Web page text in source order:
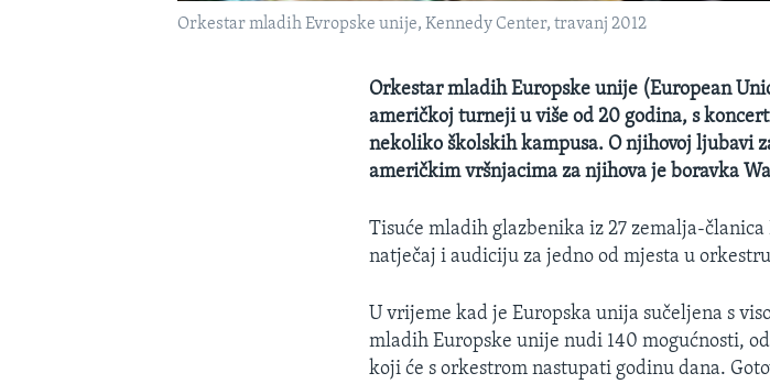
Orkestar mladih Evropske unije, Kennedy Center, travanj 2012
Orkestar mladih Europske unije (European
američkoj turneji u više od 20 godina, s
nekoliko školskih kampusa. O njihovoj ljubavi
američkim vršnjacima za njihova je boravka
Tisuće mladih glazbenika iz 27 zemalja-
natječaj i audiciju za jedno od mjesta u
U vrijeme kad je Europska unija sučeljena s
mladih Europske unije nudi 140 mogućnosti,
koji će s orkestrom nastupati godinu dana.